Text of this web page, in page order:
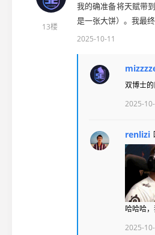
13楼
我的确准备将天赋带
是一张大饼）。我最
2025-10-11
双博士
2025-
renlizi
哈哈哈
2025-